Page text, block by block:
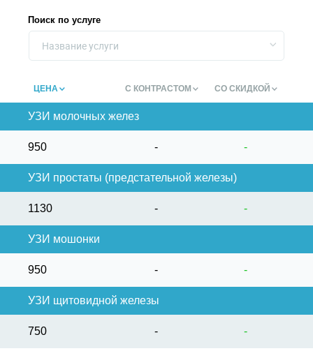
Поиск по услуге
Название услуги
ЦЕНА С КОНТРАСТОМ СО СКИДКОЙ
УЗИ молочных желез
950 - -
УЗИ простаты (предстательной железы)
1130 - -
УЗИ мошонки
950 - -
УЗИ щитовидной железы
750 - -